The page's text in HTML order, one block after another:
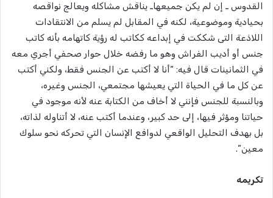
القدوس ـ إن لم يكن جميعهاـ يناقش مشاكله ويعالج نواقصه
بحيادية وموضوعية، لكنه في المقابل لم يسلم من الانتقادات
اللاذعة التى شككت في إبداعه ككاتب له رؤية كاتهامه بأنه كاتب
جنس أو أديب الفراش وهو ما رفضه خلال حوار صحفي أجري معه
في الثمانينات قال فيه: “أنا لا أكتب عن الجنس فقط، ولكني أكتب
عن كل ما في الحياة التي يعيشها مجتمعي، الجنس وغيره،
وبالنسبة للجنس فإنني لا أخاف من الكتابة عنه لأنه موجود في
حياتنا ومؤثر فيها، إلى حد كبير، وعندما أكتب عنه، لا أتناوله لذاته،
بل بهدف التحليل الواقعي لدوافع الإنسان التي تحركه نحو سلوك
معين”.
تكريمه